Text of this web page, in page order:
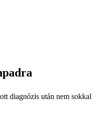
diagnózis után nem sokkal